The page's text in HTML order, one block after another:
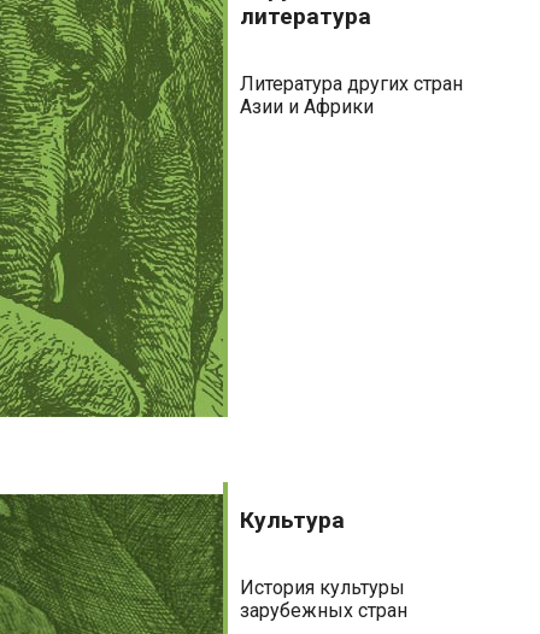
литература
Литература других стран
Азии и Африки
Культура
Культура
История культуры
зарубежных стран